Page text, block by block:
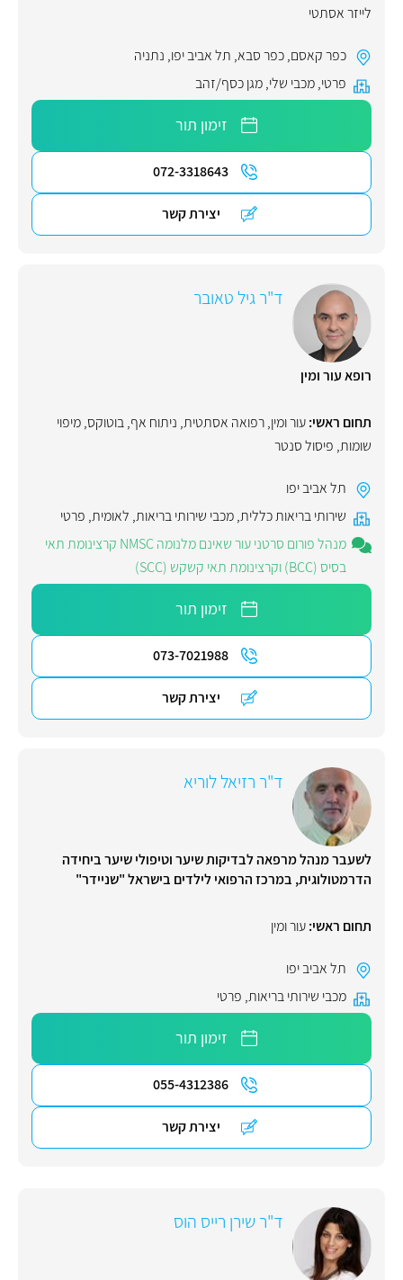
לייזר אסתטי
כפר קאסם,כפר סבא, תל אביב יפו, נתניה
פרטי,מכבי שלי,מגן כסף/זהב
זימון תור
072-3318643
יצירת קשר
ד"ר גיל טאובר
רופא עור ומין
תחום ראשי:עור ומין,רפואה אסתטית, ניתוח אף,בוטוקס,מיפוי
שומות, פיסול סנטר
תל אביב יפו
שירותי בריאות כללית,מכבי שירותי בריאות, לאומית, פרטי
מנהל פורום סרטני עור שאינם מלנומה NMSC קרצינומת תאי
בסיס (BCC) וקרצינומת תאי קשקש (SCC)
זימון תור
073-7021988
יצירת קשר
ד"ר רזיאל לוריא
לשעבר מנהל מרפאה לבדיקות שיער וטיפולי שיער ביחידה
הדרמטולוגית, במרכז הרפואי לילדים בישראל "שניידר"
תחום ראשי:עור ומין
תל אביב יפו
מכבי שירותי בריאות, פרטי
זימון תור
055-4312386
יצירת קשר
ד"ר שירן רייס הוס